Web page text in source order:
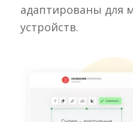
адаптированы для
устройств.